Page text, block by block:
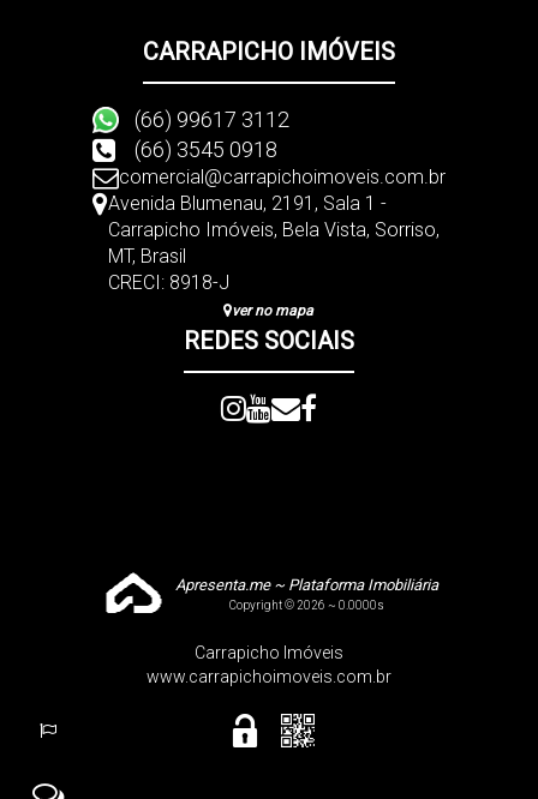
CARRAPICHO IMÓVEIS
(66) 99617 3112
(66) 3545 0918
comercial@carrapichoimoveis.com.br
Avenida Blumenau, 2191 , Sala 1 -
Carrapicho Imóveis, Bela Vista, Sorriso,
MT, Brasil
CRECI: 8918-J
ver no mapa
REDES SOCIAIS
Apresenta.me ~ Plataforma Imobiliária
Copyright © 2026 ~ 0.0000s
Carrapicho Imóveis
www.carrapichoimoveis.com.br